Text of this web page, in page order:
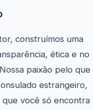
construímos uma
ética e no
paixão pelo que
estrangeiro,
você só encontra